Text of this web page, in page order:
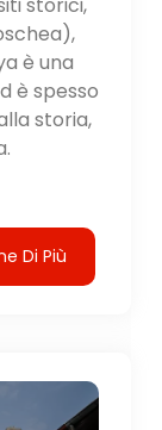
è una
è spesso
storia,
Di Più